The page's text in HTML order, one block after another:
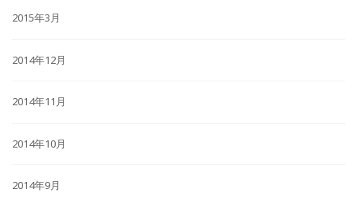
2015年3月
2014年12月
2014年11月
2014年10月
2014年9月